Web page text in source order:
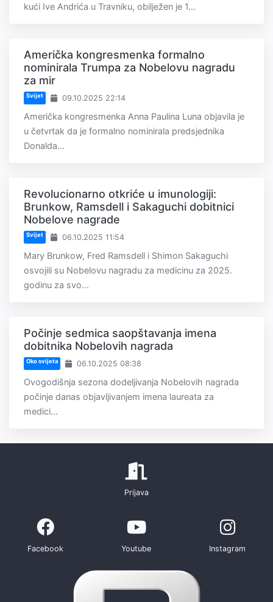
kući Ive Andrića u Travniku, obilježen je 1...
Američka kongresmenka formalno
nominirala Trumpa za Nobelovu nagradu
za mir
Svijet 09.10.2025 22:14
Američka kongresmenka Anna Paulina Luna objavila je
u četvrtak da je formalno nominirala predsjednika
Donalda...
Revolucionarno otkriće u imunologiji:
Brunkow, Ramsdell i Sakaguchi dobitnici
Nobelove nagrade
Svijet 06.10.2025 11:54
Mary Brunkow, Fred Ramsdell i Shimon Sakaguchi
osvojili su Nobelovu nagradu za medicinu za 2025.
godinu za svo...
Počinje sedmica saopštavanja imena
dobitnika Nobelovih nagrada
Oko svijeta 06.10.2025 08:38
Ovogodišnja sezona dodeljivanja Nobelovih nagrada
počinje danas objavljivanjem imena laureata za
medici...
Prijava
Facebook Youtube Instagram